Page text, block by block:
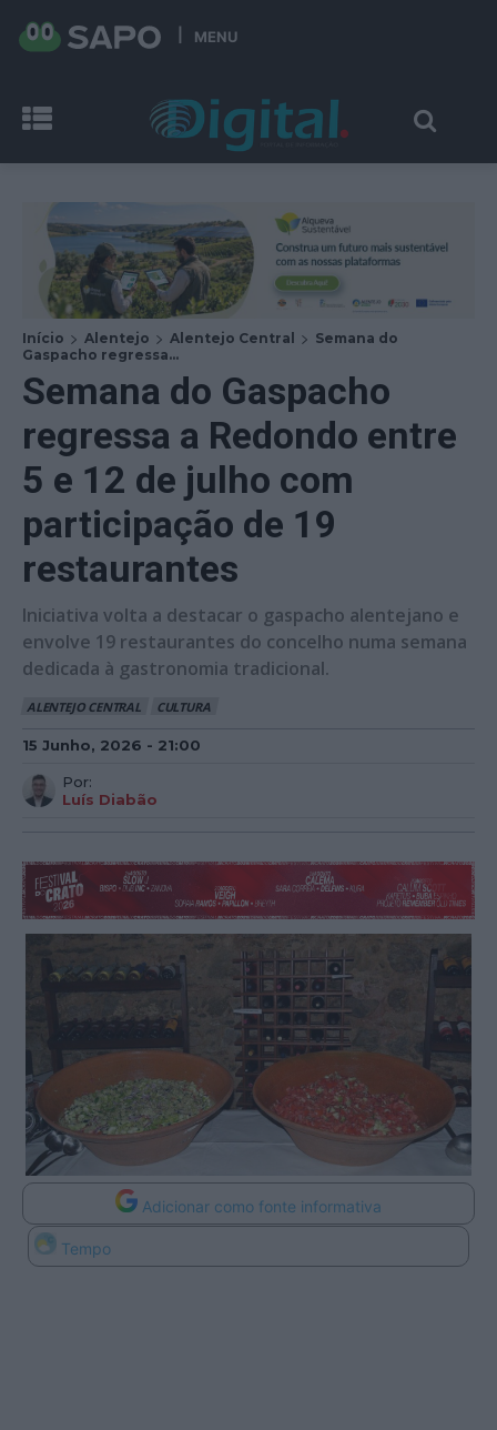
MENU
Início Alentejo Alentejo Central
Semana do
Gaspacho regressa...
Semana do Gaspacho
regressa a Redondo entre
5 e 12 de julho com
participação de 19
restaurantes
Iniciativa volta a destacar o gaspacho alentejano e
envolve 19 restaurantes do concelho numa semana
dedicada à gastronomia tradicional.
ALENTEJO CENTRAL CULTURA
15 Junho, 2026 - 21:00
Por:
Luís Diabão
Adicionar como fonte informativa
Tempo